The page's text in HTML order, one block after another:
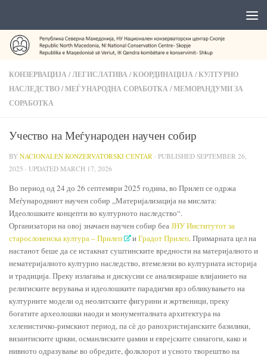
КОНЗЕРВАЦИЈА/ЛЕГИСЛАТИВА/КООРДИНАЦИЈА/КУЛТУРНО
НАСЛЕДСТВО/МЕЃУНАРОДНА СОРАБОТКА/МЕМОРАНДУМИ ЗА
СОРАБОТКА
Учество на Меѓународен научен собир
BY NACIONALEN KONZERVATORSKI CENTAR · PUBLISHED SEPTEMBER 26,
2025 · UPDATED MARCH 17, 2026
Во период од 24 до 26 септември 2025 година, во Прилеп се одржа
Меѓународниот научен собир „Материјализација на мислата:
Идеолошките концепти во културното наследство“.
Организатори на овој значаен научен собир беаЈНУ Институтот за
старословенска култура – Прилеп
иГрадот Прилеп. Примарната цел на
настанот беше да се истакнат суштинските вредности на материјалното и
нематеријалното културно наследство, втемелени во културната историја
и традиција. Преку излагања и дискусии се анализираше влијанието на
религиските верувања и идеолошките парадигми врз обликувањето на
културните модели од неолитските фигурини и жртвеници, преку
богатите археолошки наоди и монументалната архитектура на
хеленистичко-римскиот период, па сè до ранохристијанските базилики,
византиските цркви, османлиските џамии и еврејските синагоги, како и
нивното одразување во обредите, фолклорот и усното творештво на